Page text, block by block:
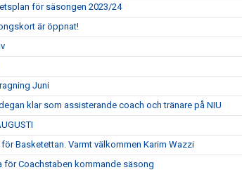
för säsongen 2023/24
är öppnat!
Juni
klar som assisterande coach och tränare på NIU
Basketettan. Varmt välkommen Karim Wazzi
för Coachstaben kommande säsong